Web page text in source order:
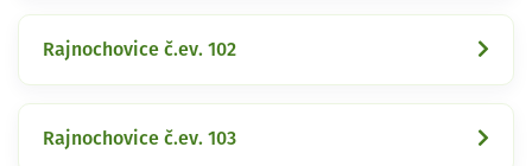
Rajnochovice č.ev. 102
Rajnochovice č.ev. 103